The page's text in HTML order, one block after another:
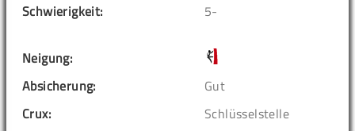
Schwierigkeit: 5-
Neigung:
Absicherung:
Gut
Crux:
Schlüsselstelle